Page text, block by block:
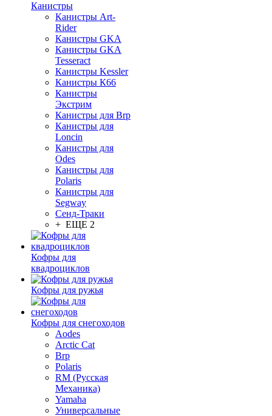
Канистры
Канистры Art-
Rider
Канистры GKA
Канистры GKA
Tesseract
Канистры Kessler
Канистры К66
Канистры
Экстрим
Канистры для Brp
Канистры для
Loncin
Канистры для
Odes
Канистры для
Polaris
Канистры для
Segway
Сенд-Траки
+ ЕЩЕ 2
Кофры для
квадроциклов
Кофры для ружья
Кофры для снегоходов
Aodes
Arctic Cat
Brp
Polaris
RM (Русская
Механика)
Yamaha
Универсальные